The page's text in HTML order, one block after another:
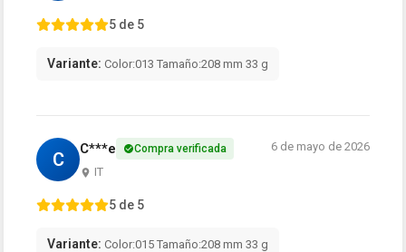
5 de 5
Variante: Color:013 Tamaño:208 mm 33 g
C C***e Compra verificada
IT
6 de mayo de 2026
5 de 5
Variante: Color:015 Tamaño:208 mm 33 g